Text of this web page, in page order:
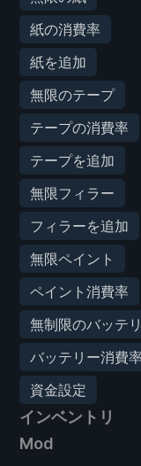
紙の消費率
紙を追加
無限のテープ
テープの消費率
テープを追加
無限フィラー
フィラーを追加
無限ペイント
ペイント消費率
無制限のバッテ
バッテリー消費
資金設定
インベントリ
Mod